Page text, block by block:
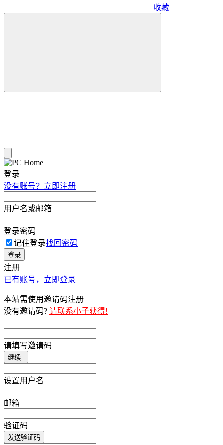
收藏
登录
没有账号？立即注册
用户名或邮箱
登录密码
记住登录找回密码
登录
注册
已有账号，立即登录
本站需使用邀请码注册
没有邀请码? 请联系小子获得!
请填写邀请码
继续
设置用户名
邮箱
验证码
发送验证码